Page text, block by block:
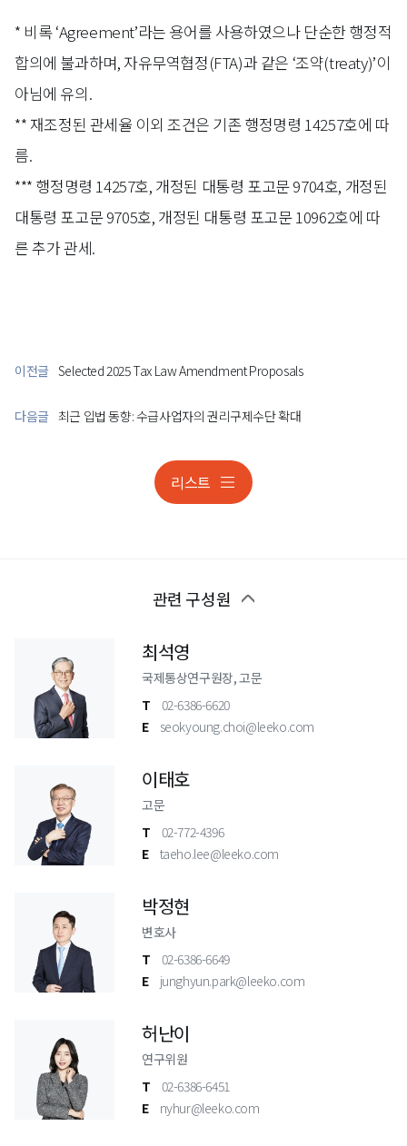
* 비록 ‘Agreement’라는 용어를 사용하였으나 단순한 행정적
합의에 불과하며, 자유무역협정(FTA)과 같은 ‘조약(treaty)’이
아님에 유의.
** 재조정된 관세율 이외 조건은 기존 행정명령 14257호에 따
름.
*** 행정명령 14257호, 개정된 대통령 포고문 9704호, 개정된
대통령 포고문 9705호, 개정된 대통령 포고문 10962호에 따
른 추가 관세.
이전글 Selected 2025 Tax Law Amendment Proposals
리스트
다음글 최근 입법 동향: 수급사업자의 권리구제수단 확대
관련 구성원
최석영
국제통상연구원장, 고문
T
02-6386-6620
E
seokyoung.choi@leeko.com
이태호
고문
T
02-772-4396
E
taeho.lee@leeko.com
박정현
변호사
T
02-6386-6649
E
junghyun.park@leeko.com
허난이
연구위원
T
02-6386-6451
E
nyhur@leeko.com